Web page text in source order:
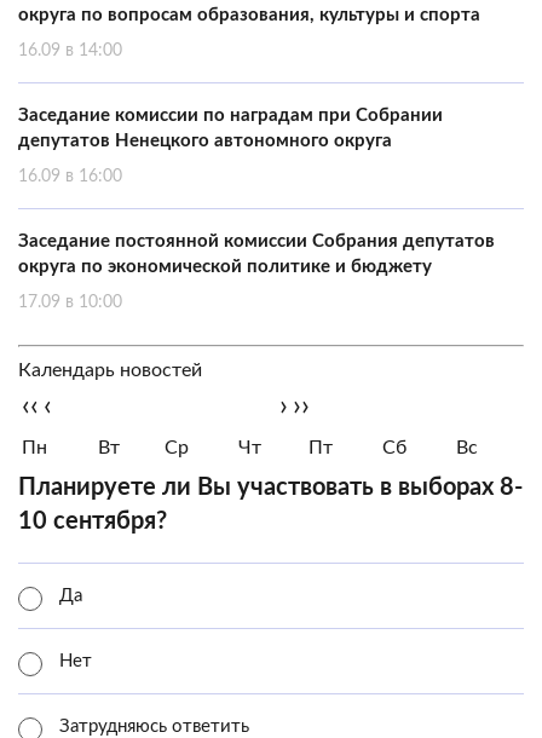
округа по вопросам образования, культуры и спорта
16.09 в 14:00
Заседание комиссии по наградам при Собрании
депутатов Ненецкого автономного округа
16.09 в 16:00
Заседание постоянной комиссии Собрания депутатов
округа по экономической политике и бюджету
17.09 в 10:00
Календарь новостей
‹‹ ‹ › ››
Пн Вт Ср Чт Пт Сб Вс
Планируете ли Вы участвовать в выборах 8-
10 сентября?
Да
Нет
Затрудняюсь ответить